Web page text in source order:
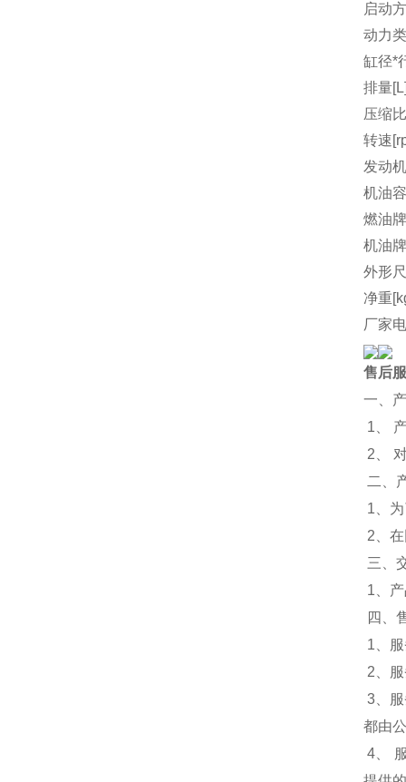
启动
动力
缸径*
排量
压缩比
转速
发动
机油
燃油
机油
外形
净重
厂家
售后
一、
1、
2、
二、
1、
2、
三、
1、
四、
1、
2、
3、
都由
4、